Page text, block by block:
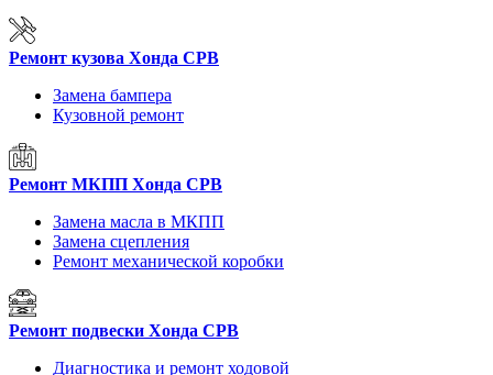
Ремонт кузова Хонда СРВ
Замена бампера
Кузовной ремонт
Ремонт МКПП Хонда СРВ
Замена масла в МКПП
Замена сцепления
Ремонт механической коробки
Ремонт подвески Хонда СРВ
Диагностика и ремонт ходовой